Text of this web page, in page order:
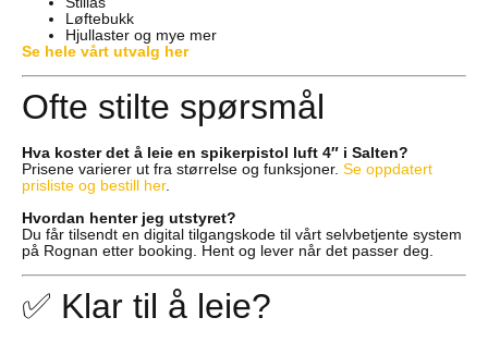
Løftebukk
Hjullaster og mye mer
Se hele vårt utvalg her
Ofte stilte spørsmål
Hva koster det å leie en spikerpistol luft 4″ i Salten?
Prisene varierer ut fra størrelse og funksjoner. Se oppdatert
prisliste og bestill her.
Hvordan henter jeg utstyret?
Du får tilsendt en digital tilgangskode til vårt selvbetjente system
på Rognan etter booking. Hent og lever når det passer deg.
✅ Klar til å leie?